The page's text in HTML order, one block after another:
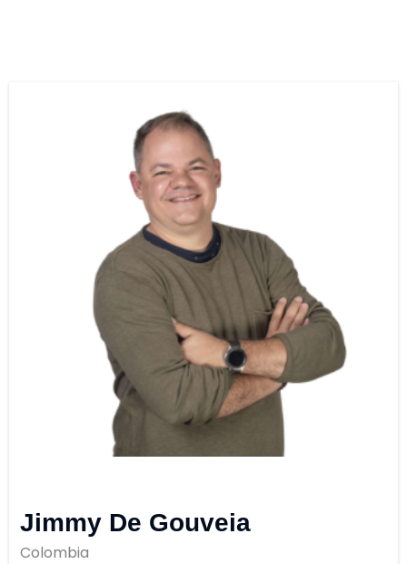
Jimmy De Gouveia
Colombia